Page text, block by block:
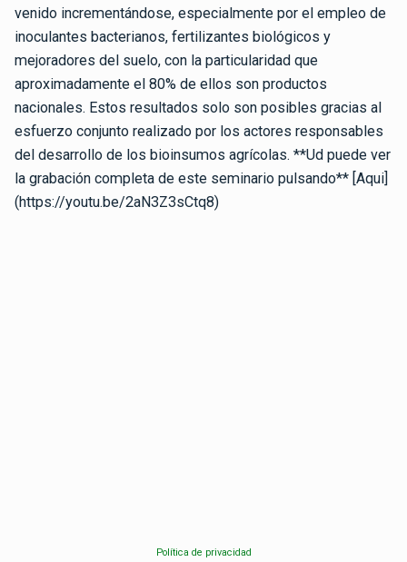
venido incrementándose, especialmente por el empleo de
inoculantes bacterianos, fertilizantes biológicos y
mejoradores del suelo, con la particularidad que
aproximadamente el 80% de ellos son productos
nacionales. Estos resultados solo son posibles gracias al
esfuerzo conjunto realizado por los actores responsables
del desarrollo de los bioinsumos agrícolas. **Ud puede ver
la grabación completa de este seminario pulsando** [Aqui]
(https://youtu.be/2aN3Z3sCtq8)
Política de privacidad